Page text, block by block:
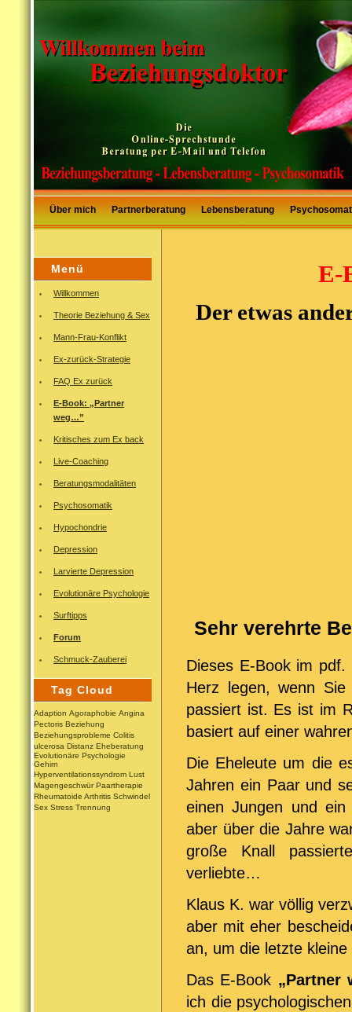
Über mich Partnerberatung Lebensberatung
Menü
Willkommen
Theorie Beziehung & Sex
Mann-Frau-Konflikt
Ex-zurück-Strategie
FAQ Ex zurück
E-Book: „Partner
weg…”
Kritisches zum Ex back
Live-Coaching
Beratungsmodalitäten
Psychosomatik
Hypochondrie
Depression
Larvierte Depression
Evolutionäre Psychologie
Surftipps
Forum
Schmuck-Zauberei
Tag Cloud
Adaption Agoraphobie Angina
Pectoris Beziehung
Beziehungsprobleme Colitis
ulcerosa Distanz Eheberatung
Evolutionäre Psychologie
Gehirn
Hyperventilationssyndrom Lust
Magengeschwür Paartherapie
Rheumatoide Arthritis Schwindel
Sex Stress Trennung
E-
Der etwas
Sehr verehrte
Dieses E-Book im
Herz legen, wenn
passiert ist. Es ist im
basiert auf einer
Die Eheleute um die
Jahren ein Paar und
einen Jungen und
aber über die Jahre
große Knall
verliebte…
Klaus K. war völlig
aber mit eher
an, um die letzte
Das E-Book „Partner
ich die